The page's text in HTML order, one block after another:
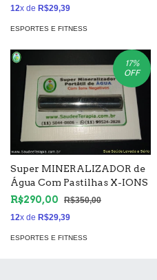
12x de R$29,39
ESPORTES E FITNESS
17%
OFF
Super MINERALIZADOR de
Água Com Pastilhas X-IONS
R$290,00
R$350,00
12x de R$29,39
ESPORTES E FITNESS